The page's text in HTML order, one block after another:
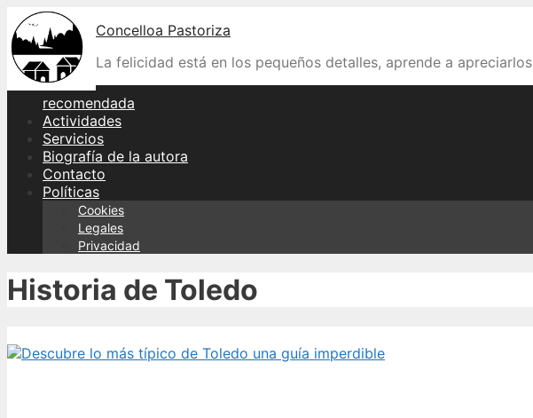
Skip
to
content
Concelloa Pastoriza
La felicidad está en los pequeños detalles, aprende a apreciarlos
recomendada
Actividades
Servicios
Biografía de la autora
Contacto
Políticas
Cookies
Legales
Privacidad
Historia de Toledo